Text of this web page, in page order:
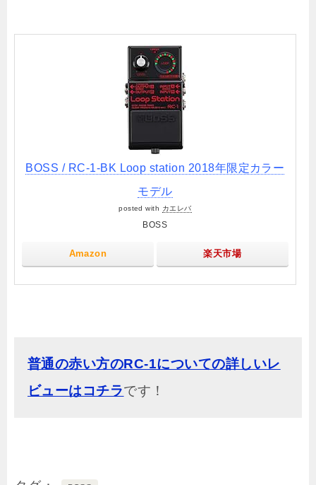
BOSS / RC-1-BK Loop station 2018年限定カラー
モデル
posted with カエレバ
BOSS
Amazon 楽天市場
普通の赤い方のRC-1についての詳しいレ
ビューはコチラです！